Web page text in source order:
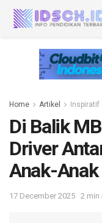
Home Artikel Inspiratif
Di Balik
Driver
Anak-
17 December 2025 2 min